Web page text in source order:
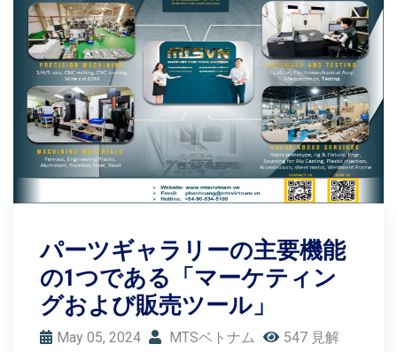
パーツギャラリーの主要機能
の1つである「マーケティン
グおよび販売ツール」
May 05, 2024 MTSベトナム
547 見解